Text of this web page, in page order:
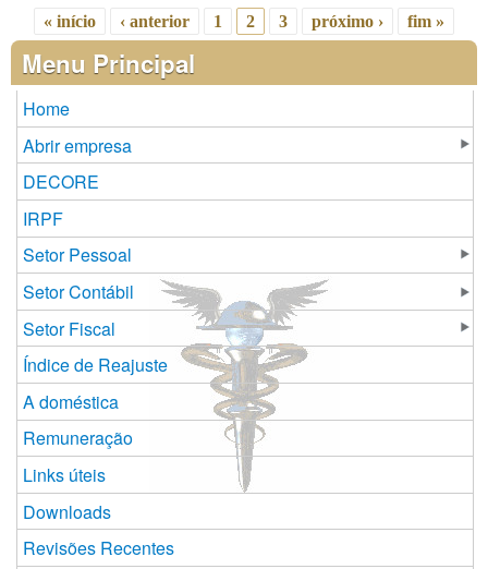
Páginas
« início ‹ anterior 1 2 3 próximo › fim »
Menu Principal
Home
Abrir empresa
DECORE
IRPF
Setor Pessoal
Setor Contábil
Setor Fiscal
Índice de Reajuste
A doméstica
Remuneração
Links úteis
Downloads
Revisões Recentes